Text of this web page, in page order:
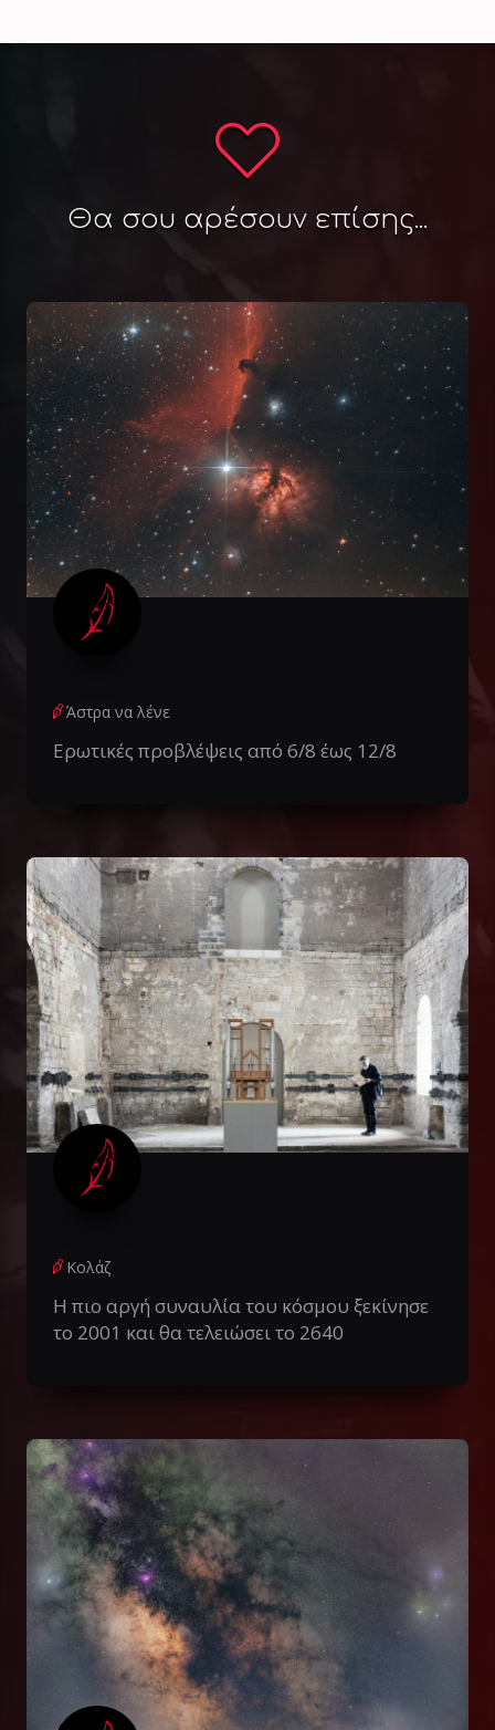
Θα σου αρέσουν επίσης...
Άστρα να λένε
Ερωτικές προβλέψεις από 6/8 έως 12/8
Κολάζ
Η πιο αργή συναυλία του κόσμου ξεκίνησε
το 2001 και θα τελειώσει το 2640